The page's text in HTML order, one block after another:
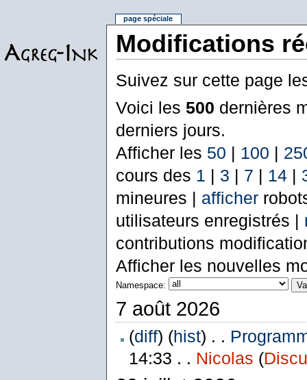
Modifications
Suivez sur cette page
Voici les 500 dernières
derniers jours.
Afficher les 50 | 100 |
cours des 1 | 3 | 7 | 14|
mineures | afficher
utilisateurs enregistrés |
contributions
Afficher les nouvelles
Namespace:
7 août 2026
(diff) (hist) . .
14:33 . . Nicolas (
page spéciale